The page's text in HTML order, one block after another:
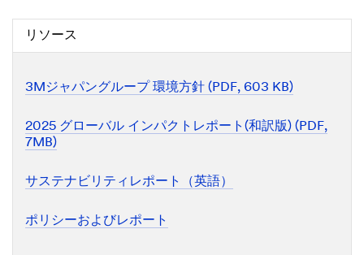
リソース
3Mジャパングループ 環境方針 (PDF, 603 KB)
2025 グローバル インパクトレポート(和訳版) (PDF,
7MB)
サステナビリティレポート（英語）
ポリシーおよびレポート